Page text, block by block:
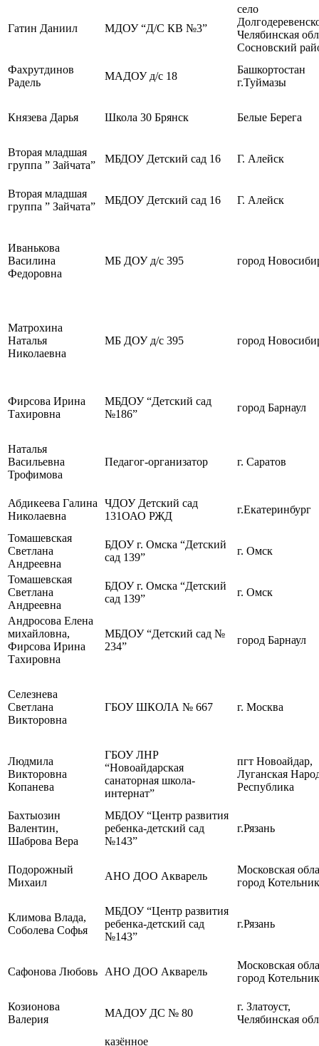
Гатин Даниил МДОУ “Д/С КВ №3”
село
Челябинская
Сосновский
Фахрутдинов
Радель
МАДОУ д/с 18
Башкортостан
г.Туймазы
Князева Дарья Школа 30 Брянск Белые Берега
Вторая младшая
группа ” Зайчата”
МБДОУ Детский сад 16 Г. Алейск
Вторая младшая
группа ” Зайчата”
МБДОУ Детский сад 16 Г. Алейск
Иванькова
Василина
Федоровна
МБ ДОУ д/с 395 город
Матрохина
Наталья
Николаевна
МБ ДОУ д/с 395 город
Фирсова Ирина
Тахировна
МБДОУ “Детский сад
№186”
город Барнаул
Наталья
Васильевна
Трофимова
Педагог-организатор г. Саратов
Абдикеева Галина
Николаевна
ЧДОУ Детский сад
131ОАО РЖД
г.Екатеринбург
Томашевская
Светлана
Андреевна
БДОУ г. Омска “Детский
сад 139”
г. Омск
Томашевская
Светлана
Андреевна
БДОУ г. Омска “Детский
сад 139”
г. Омск
Андросова Елена
михайловна,
Фирсова Ирина
Тахировна
МБДОУ “Детский сад №
234”
город Барнаул
Селезнева
Светлана
Викторовна
ГБОУ ШКОЛА № 667 г. Москва
Людмила
Викторовна
Копанева
ГБОУ ЛНР
“Новоайдарская
санаторная школа-
интернат”
пгт Новоайдар,
Луганская
Республика
Бахтыозин
Валентин,
Шаброва Вера
МБДОУ “Центр развития
ребенка-детский сад
№143”
г.Рязань
Подорожный
Михаил
АНО ДОО Акварель
Московская
город
Климова Влада,
Соболева Софья
МБДОУ “Центр развития
ребенка-детский сад
№143”
г.Рязань
Сафонова Любовь АНО ДОО Акварель
Московская
город
Козионова
Валерия
МАДОУ ДС № 80
г. Златоуст,
Челябинская
казённое